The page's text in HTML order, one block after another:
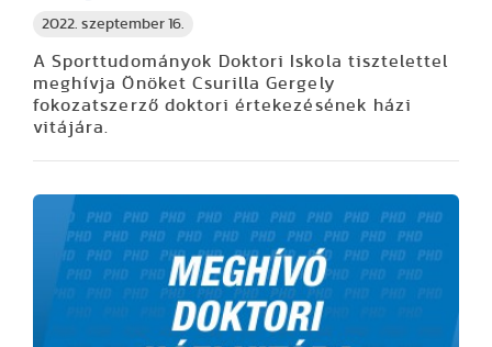
2022. szeptember 16.
A Sporttudományok Doktori Iskola tisztelettel
meghívja Önöket Csurilla Gergely
fokozatszerző doktori értekezésének házi
vitájára.